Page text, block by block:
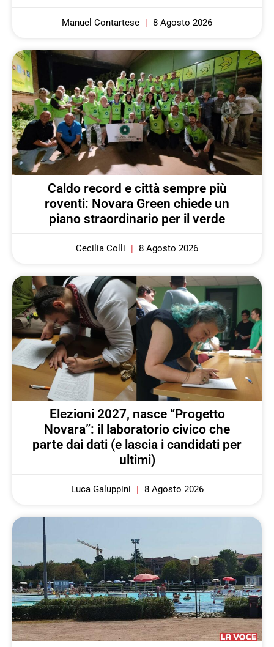
Manuel Contartese 8 Agosto 2026
Caldo record e città sempre più
roventi: Novara Green chiede un
piano straordinario per il verde
Cecilia Colli 8 Agosto 2026
Elezioni 2027, nasce “Progetto
Novara”: il laboratorio civico che
parte dai dati (e lascia i candidati per
ultimi)
Luca Galuppini 8 Agosto 2026